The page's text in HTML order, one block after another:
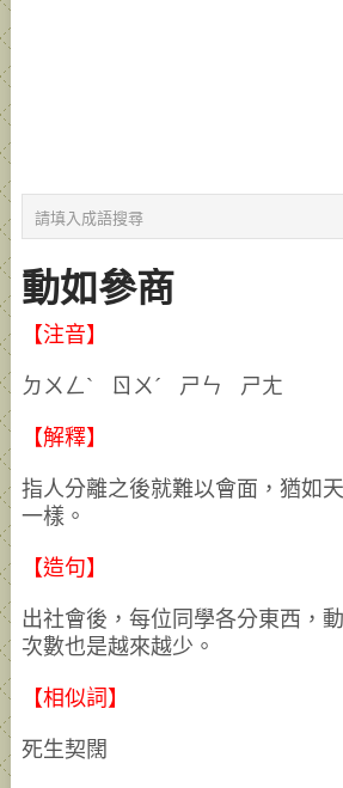
動如參商
【注音】
ㄉㄨㄥˋ ㄖㄨˊ ㄕㄣ ㄕㄤ
【解釋】
指人分離之後就難以會面，猶如
一樣。
【造句】
出社會後，每位同學各分東西，
次數也是越來越少。
【相似詞】
死生契闊